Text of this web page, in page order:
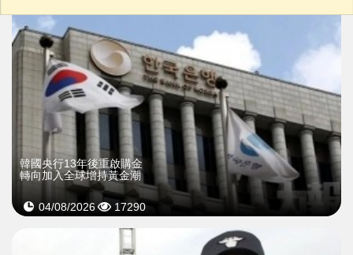
韓國央行13年後重啟購金
轉向加入全球增持黃金潮
04/08/2026 17290